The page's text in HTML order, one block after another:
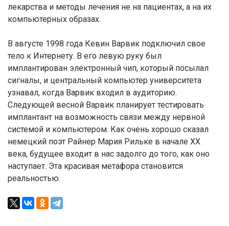
лекарства и методы лечения не на пациентах, а на их
компьютерных образах.
В августе 1998 года Кевин Варвик подключил свое
тело к Интернету. В его левую руку был
имплантирован электронный чип, который посылал
сигналы, и центральный компьютер университета
узнавал, когда Варвик входил в аудиторию.
Следующей весной Варвик планирует тестировать
имплантант на возможность связи между нервной
системой и компьютером. Как очень хорошо сказал
немецкий поэт Райнер Мария Рильке в начале XX
века, будущее входит в нас задолго до того, как оно
наступает. Эта красивая метафора становится
реальностью.